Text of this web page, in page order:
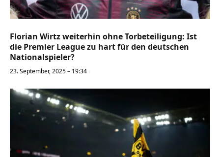
Florian Wirtz weiterhin ohne Torbeteiligung: Ist
die Premier League zu hart für den deutschen
Nationalspieler?
23. September, 2025 – 19:34